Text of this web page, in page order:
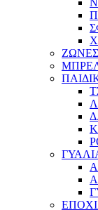
ΖΩΝΕΣ